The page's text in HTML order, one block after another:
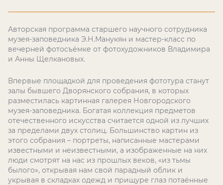
Авторская программа старшего научного сотрудника
музея-заповедника Э.Н.Манукян и мастер-класс по
вечерней фотосъёмке от фотохудожников Владимира
и Анны Щелкановых.
Впервые площадкой для проведения фототура станут
залы бывшего Дворянского собрания, в которых
разместилась картинная галерея Новгородского
музея-заповедника. Богатая коллекция предметов
отечественного искусства считается одной из лучших
за пределами двух столиц. Большинство картин из
этого собрания – портреты, написанные мастерами
известными и неизвестными, а изображенные на них
люди смотрят на нас из прошлых веков, «из тьмы
былого», открывая нам свой парадный облик и
укрывая в складках одежд и прищуре глаз потаённые